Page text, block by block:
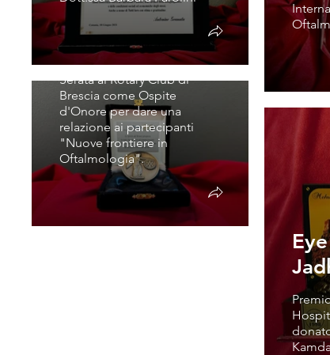
Club Brescia
"Vittoria Alata"
Serata al Rotary Club di
Brescia come Ospite
d'Onore per dare una
relazione ai partecipanti
"Nuove frontiere in
Oftalmologia".